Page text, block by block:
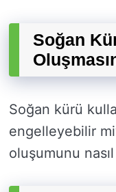
Soğan
Soğan kürü
engelleyebilir
oluşumunu